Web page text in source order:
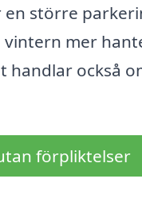
större
mer
också
förpliktelser